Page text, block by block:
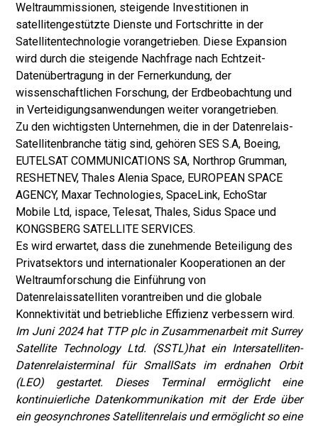
Weltraummissionen, steigende Investitionen in
satellitengestützte Dienste und Fortschritte in der
Satellitentechnologie vorangetrieben. Diese Expansion
wird durch die steigende Nachfrage nach Echtzeit-
Datenübertragung in der Fernerkundung, der
wissenschaftlichen Forschung, der Erdbeobachtung und
in Verteidigungsanwendungen weiter vorangetrieben.
Zu den wichtigsten Unternehmen, die in der Datenrelais-
Satellitenbranche tätig sind, gehören SES S.A, Boeing,
EUTELSAT COMMUNICATIONS SA, Northrop Grumman,
RESHETNEV, Thales Alenia Space, EUROPEAN SPACE
AGENCY, Maxar Technologies, SpaceLink, EchoStar
Mobile Ltd, ispace, Telesat, Thales, Sidus Space und
KONGSBERG SATELLITE SERVICES.
Es wird erwartet, dass die zunehmende Beteiligung des
Privatsektors und internationaler Kooperationen an der
Weltraumforschung die Einführung von
Datenrelaissatelliten vorantreiben und die globale
Konnektivität und betriebliche Effizienz verbessern wird.
Im Juni 2024 hat TTP plc in Zusammenarbeit mit Surrey
Satellite Technology Ltd. (SSTL)hat ein Intersatelliten-
Datenrelaisterminal für SmallSats im erdnahen Orbit
(LEO) gestartet. Dieses Terminal ermöglicht eine
kontinuierliche Datenkommunikation mit der Erde über
ein geosynchrones Satellitenrelais und ermöglicht so eine